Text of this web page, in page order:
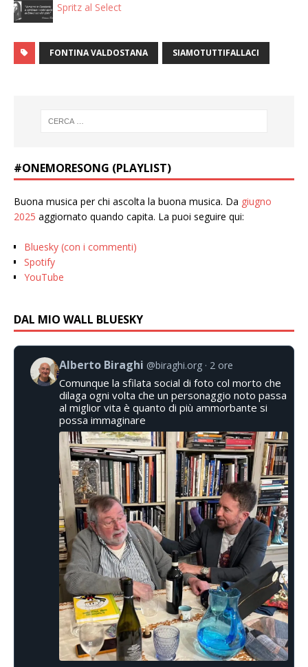
Spritz al Select
FONTINA VALDOSTANA SIAMOTUTTIFALLACI
#ONEMORESONG (PLAYLIST)
Buona musica per chi ascolta la buona musica. Da giugno
2025 aggiornato quando capita. La puoi seguire qui:
Bluesky (con i commenti)
Spotify
YouTube
DAL MIO WALL BLUESKY
Alberto Biraghi @biraghi.org 2 ore
Comunque la sfilata social di foto col morto che
dilaga ogni volta che un personaggio noto passa
al miglior vita è quanto di più ammorbante si
possa immaginare